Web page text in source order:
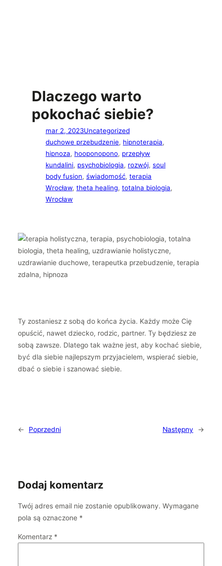
Dlaczego warto
pokochać siebie?
mar 2, 2023Uncategorized
duchowe przebudzenie, hipnoterapia
hipnoza, hooponopono, przepływ
kundalini, psychobiologia, rozwój, soul
body fusion, świadomość, terapia
Wrocław, theta healing, totalna biologia
Wrocław
Ty zostaniesz z sobą do końca życia. Każdy może Cię
opuścić, nawet dziecko, rodzic, partner. Ty będziesz ze
sobą zawsze. Dlatego tak ważne jest, aby kochać siebie,
być dla siebie najlepszym przyjacielem, wspierać siebie,
dbać o siebie i szanować siebie.
← Poprzedni Następny →
Dodaj komentarz
Twój adres email nie zostanie opublikowany. Wymagane
pola są oznaczone *
Komentarz *